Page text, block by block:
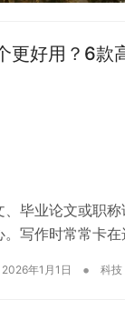
更好用？6款
、毕业论文或职
写作时常常卡
文能帮助润色，
大纲。下面我会
2026年1月1日 • 科技